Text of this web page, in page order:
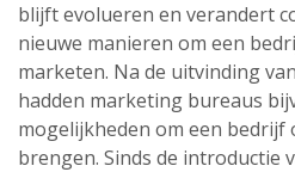
blijft evolueren en verandert
nieuwe manieren om een
marketen. Na de uitvinding
hadden marketing bureaus
mogelijkheden om een bedrijf
brengen. Sinds de introductie